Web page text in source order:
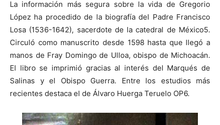
La información más segura sobre la vida de Gregorio
López ha procedido de la biografía del Padre Francisco
Losa (1536-1642), sacerdote de la catedral de México5.
Circuló como manuscrito desde 1598 hasta que llegó a
manos de Fray Domingo de Ulloa, obispo de Michoacán.
El libro se imprimió gracias al interés del Marqués de
Salinas y el Obispo Guerra. Entre los estudios más
recientes destaca el de Álvaro Huerga Teruelo OP6.